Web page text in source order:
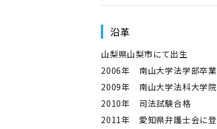
沿革
山梨県山梨市にて出生
2006年 南山大学法学部卒業
2009年 南山大学法科大学
2010年 司法試験合格
2011年 愛知県弁護士会に